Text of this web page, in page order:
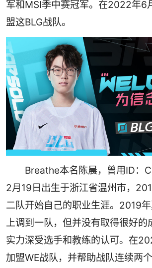
军和MSI季中赛冠军。在2022年6
盟这BLG战队。
Breathe本名陈晨，曾用ID：
2月19日出生于浙江省温州市，
二队开始自己的职业生涯。2019
上调到一队，但并没有取得很好的
实力深受选手和教练的认可。在
加盟WE战队，并帮助战队连续两